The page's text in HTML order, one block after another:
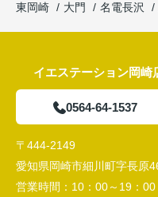
東岡崎
大門 名電長沢
イエステーション岡崎
0564-64-1537
〒444-2149
愛知県岡崎市細川町字長原
営業時間： 10：00～19：00